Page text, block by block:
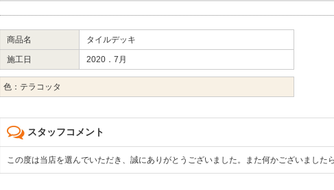
商品名 タイルデッキ
施工日 2020．7月
色：テラコッタ
スタッフコメント
この度は当店を選んでいただき、誠にありがとうございました。また何かございました